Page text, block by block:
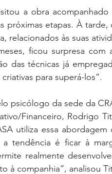
a obra
próximas etapas. À
relacionados às suas
ficou surpresa
das técnicas já
para superá-los”.
psicólogo da sede da
Financeiro, Rodrigo
utiliza essa
tendência é ficar à
realmente
à companhia”, analisou